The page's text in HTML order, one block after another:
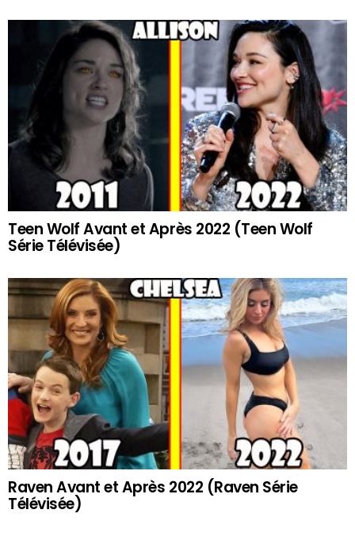
Teen Wolf Avant et Après 2022 (Teen Wolf
Série Télévisée)
Raven Avant et Après 2022 (Raven Série
Télévisée)